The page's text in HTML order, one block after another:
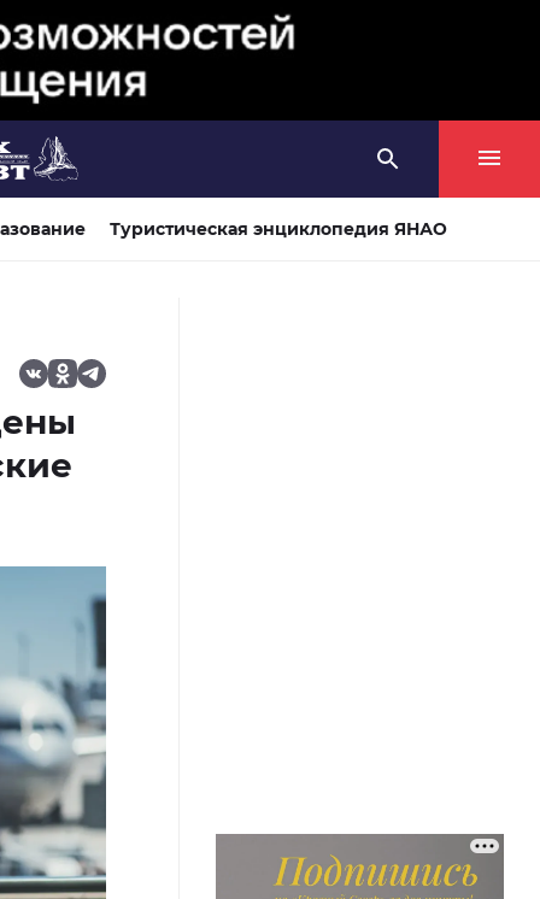
Туристическая энциклопедия ЯНАО